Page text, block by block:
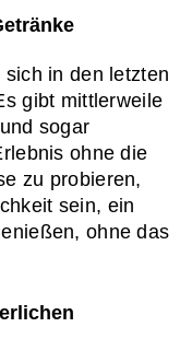
in den letzten
gibt mittlerweile
sogar
ohne die
zu probieren,
sein, ein
ohne das